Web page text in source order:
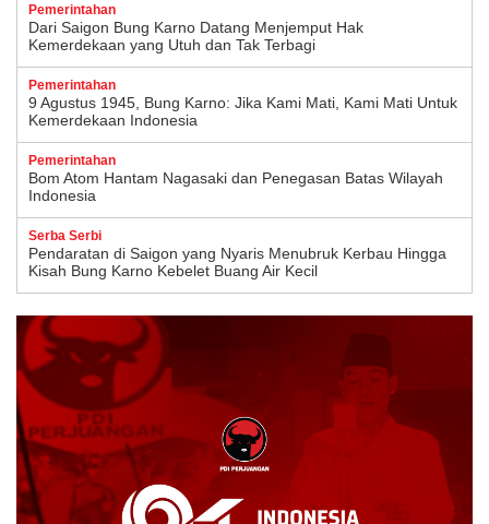
Pemerintahan
Dari Saigon Bung Karno Datang Menjemput Hak
Kemerdekaan yang Utuh dan Tak Terbagi
Pemerintahan
9 Agustus 1945, Bung Karno: Jika Kami Mati, Kami Mati Untuk
Kemerdekaan Indonesia
Pemerintahan
Bom Atom Hantam Nagasaki dan Penegasan Batas Wilayah
Indonesia
Serba Serbi
Pendaratan di Saigon yang Nyaris Menubruk Kerbau Hingga
Kisah Bung Karno Kebelet Buang Air Kecil